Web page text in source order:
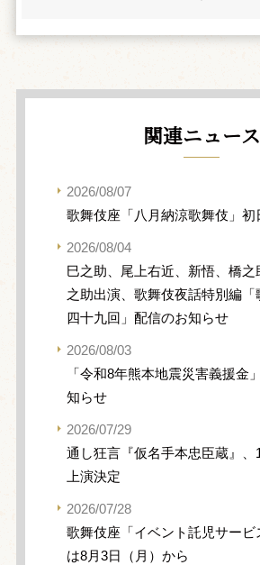
関連ニュース
2026/08/07
歌舞伎座「八月納涼歌舞伎」初
2026/08/04
巳之助、尾上右近、新悟、橋之
之助出演、歌舞伎夜話特別編「
四十九回」配信のお知らせ
2026/08/03
「令和8年熊本地震災害義援金
知らせ
2026/07/29
通し狂言『仮名手本忠臣蔵』、
上演決定
2026/07/28
歌舞伎座「イベント託児サービ
は8月3日（月）から